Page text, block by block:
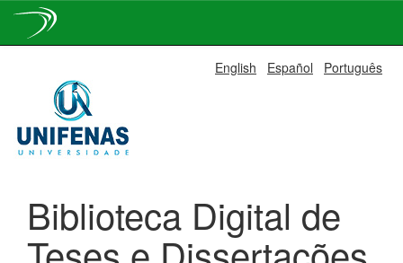
navigation
English Español Português
Biblioteca Digital de